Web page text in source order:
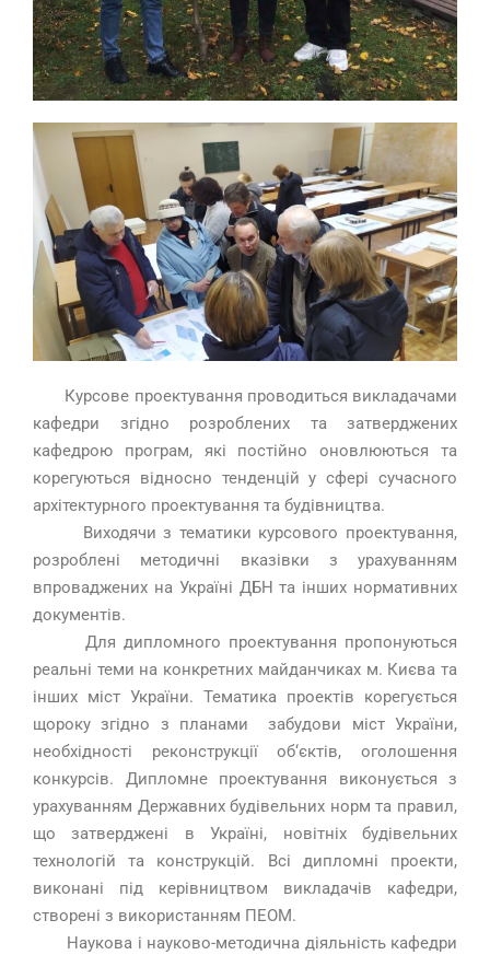
Курсове проектування проводиться викладачами
кафедри згідно розроблених та затверджених
кафедрою програм, які постійно оновлюються та
корегуються відносно тенденцій у сфері сучасного
архітектурного проектування та будівництва.
Виходячи з тематики курсового проектування,
розроблені методичні вказівки з урахуванням
впроваджених на Україні ДБН та інших нормативних
документів.
Для дипломного проектування пропонуються
реальні теми на конкретних майданчиках м. Києва та
інших міст України. Тематика проектів корегується
щороку згідно з планами забудови міст України,
необхідності реконструкції об‘єктів, оголошення
конкурсів. Дипломне проектування виконується з
урахуванням Державних будівельних норм та правил,
що затверджені в Україні, новітніх будівельних
технологій та конструкцій. Всі дипломні проекти,
виконані під керівництвом викладачів кафедри,
створені з використанням ПЕОМ.
Наукова і науково-методична діяльність кафедри